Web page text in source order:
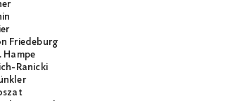
Friedeburg
Hampe
Ranicki